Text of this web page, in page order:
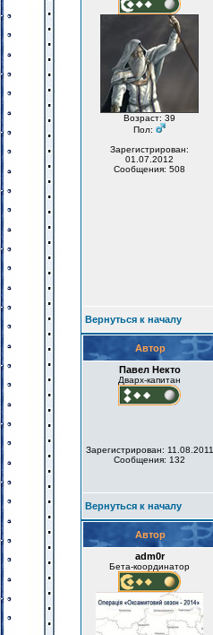
Возраст: 39
Пол:
Зарегистрирован:
01.07.2012
Сообщения: 508
Вернуться к началу
Автор
Павел Некто
Дварх-капитан
Зарегистрирован: 11.08.2011
Сообщения: 132
Вернуться к началу
Автор
adm0r
Бета-координатор